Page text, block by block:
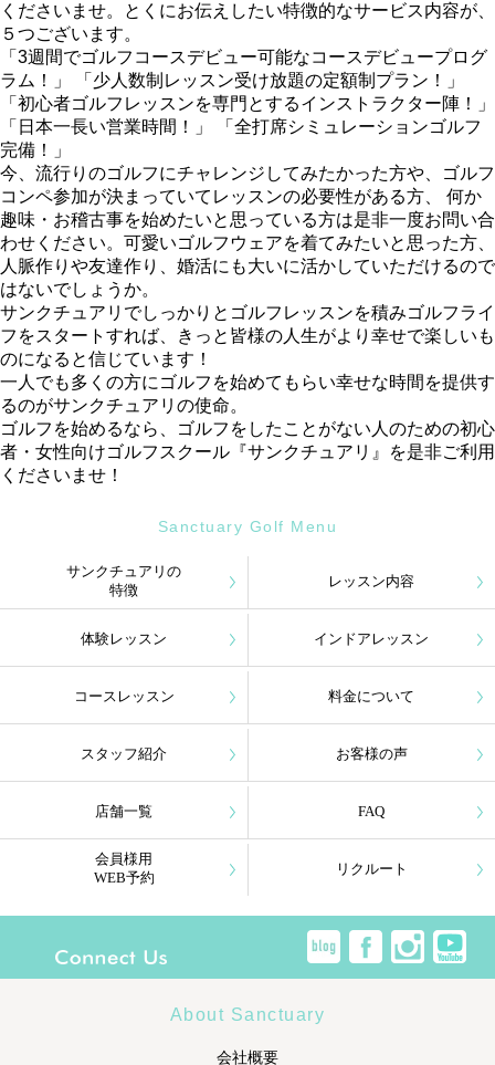
くださいませ。とくにお伝えしたい特徴的なサービス内容が、
５つございます。
「3週間でゴルフコースデビュー可能なコースデビュープログ
ラム！」 「少人数制レッスン受け放題の定額制プラン！」
「初心者ゴルフレッスンを専門とするインストラクター陣！」
「日本一長い営業時間！」 「全打席シミュレーションゴルフ
完備！」
今、流行りのゴルフにチャレンジしてみたかった方や、ゴルフ
コンペ参加が決まっていてレッスンの必要性がある方、 何か
趣味・お稽古事を始めたいと思っている方は是非一度お問い合
わせください。可愛いゴルフウェアを着てみたいと思った方、
人脈作りや友達作り、婚活にも大いに活かしていただけるので
はないでしょうか。
サンクチュアリでしっかりとゴルフレッスンを積みゴルフライ
フをスタートすれば、きっと皆様の人生がより幸せで楽しいも
のになると信じています！
一人でも多くの方にゴルフを始めてもらい幸せな時間を提供す
るのがサンクチュアリの使命。
ゴルフを始めるなら、ゴルフをしたことがない人のための初心
者・女性向けゴルフスクール『サンクチュアリ』を是非ご利用
くださいませ！
Sanctuary Golf Menu
サンクチュアリの
特徴
レッスン内容
体験レッスン インドアレッスン
コースレッスン 料金について
スタッフ紹介 お客様の声
店舗一覧 FAQ
会員様用
WEB予約
リクルート
About Sanctuary
会社概要